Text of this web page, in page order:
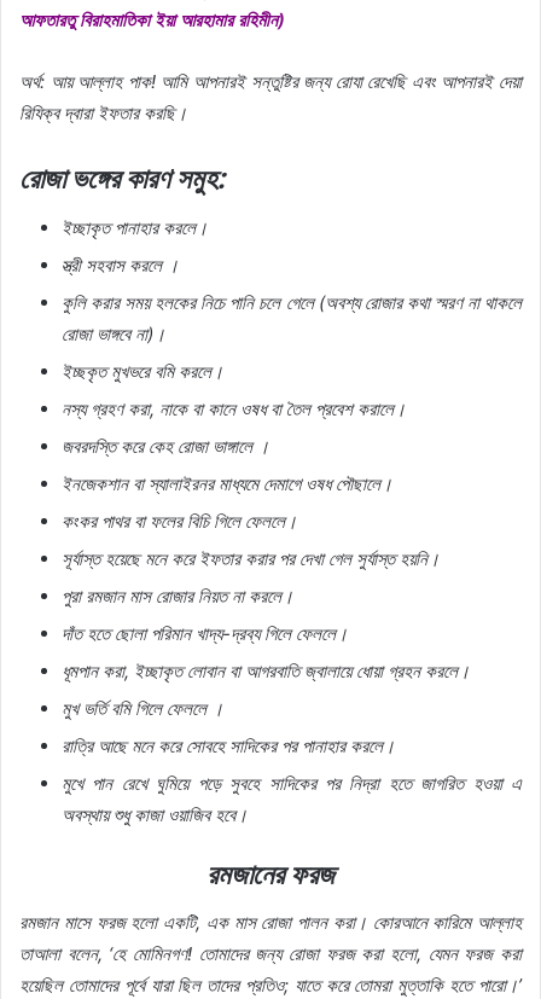
আফতারতু বিরাহমাতিকা ইয়া আরহামার রহিমীন)
অর্থ: আয় আল্লাহ পাক! আমি আপনারই সন্তুষ্টির জন্য রোযা রেখেছি এবং আপনারই দেয়া
রিযিক্ব দ্বারা ইফতার করছি।
রোজা ভঙ্গের কারণ সমুহ:
ইচ্ছাকৃত পানাহার করলে।
স্ত্রী সহবাস করলে ।
কুলি করার সময় হলকের নিচে পানি চলে গেলে (অবশ্য রোজার কথা স্মরণ না থাকলে
রোজা ভাঙ্গবে না)।
ইচ্ছকৃত মুখভরে বমি করলে।
নস্য গ্রহণ করা, নাকে বা কানে ওষধ বা তৈল প্রবেশ করালে।
জবরদস্তি করে কেহ রোজা ভাঙ্গালে ।
ইনজেকশান বা স্যালাইরনর মাধ্যমে দেমাগে ওষধ পৌছালে।
কংকর পাথর বা ফলের বিচি গিলে ফেললে।
সূর্যাস্ত হয়েছে মনে করে ইফতার করার পর দেখা গেল সুর্যাস্ত হয়নি।
পুরা রমজান মাস রোজার নিয়ত না করলে।
দাঁত হতে ছোলা পরিমান খাদ্য-দ্রব্য গিলে ফেললে।
ধূমপান করা, ইচ্ছাকৃত লোবান বা আগরবাতি জ্বালায়ে ধোয়া গ্রহন করলে।
মুখ ভর্তি বমি গিলে ফেললে ।
রাত্রি আছে মনে করে সোবহে সাদিকের পর পানাহার করলে।
মুখে পান রেখে ঘুমিয়ে পড়ে সুবহে সাদিকের পর নিদ্রা হতে জাগরিত হওয়া এ
অবস্থায় শুধু কাজা ওয়াজিব হবে।
রমজানের ফরজ
রমজান মাসে ফরজ হলো একটি, এক মাস রোজা পালন করা। কোরআনে কারিমে আল্লাহ
তাআলা বলেন, ‘হে মোমিনগণ! তোমাদের জন্য রোজা ফরজ করা হলো, যেমন ফরজ করা
হয়েছিল তোমাদের পূর্বে যারা ছিল তাদের প্রতিও; যাতে করে তোমরা মুত্তাকি হতে পারো।’